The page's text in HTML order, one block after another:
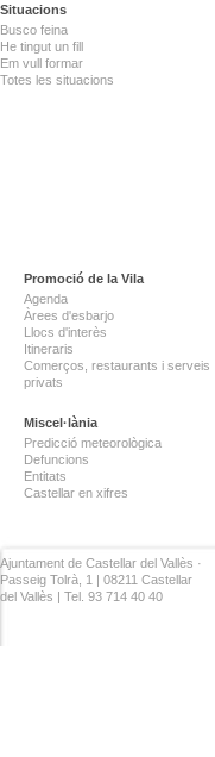
Situacions
Busco feina
He tingut un fill
Em vull formar
Totes les situacions
Promoció de la Vila
Agenda
Àrees d'esbarjo
Llocs d'interès
Itineraris
Comerços, restaurants i serveis
privats
Miscel·lània
Predicció meteorològica
Defuncions
Entitats
Castellar en xifres
Ajuntament de Castellar del Vallès ·
Passeig Tolrà, 1 | 08211 Castellar
del Vallès | Tel. 93 714 40 40